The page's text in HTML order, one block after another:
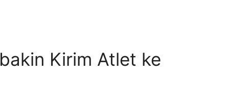
Kirim Atlet ke